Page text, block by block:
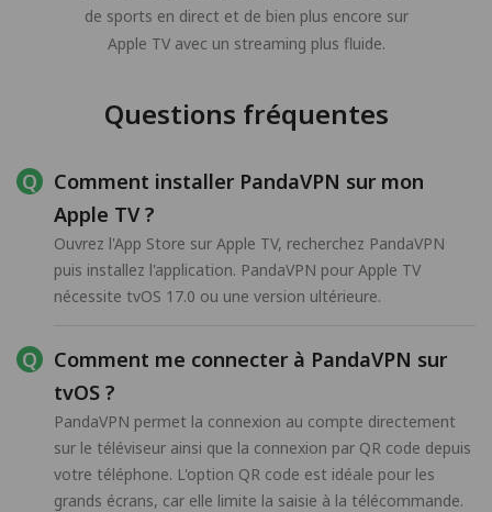
de sports en direct et de bien plus encore sur
Apple TV avec un streaming plus fluide.
Questions fréquentes
Comment installer PandaVPN sur mon
Apple TV ?
Ouvrez l'App Store sur Apple TV, recherchez PandaVPN
puis installez l'application. PandaVPN pour Apple TV
nécessite tvOS 17.0 ou une version ultérieure.
Comment me connecter à PandaVPN sur
tvOS ?
PandaVPN permet la connexion au compte directement
sur le téléviseur ainsi que la connexion par QR code depuis
votre téléphone. L'option QR code est idéale pour les
grands écrans, car elle limite la saisie à la télécommande.